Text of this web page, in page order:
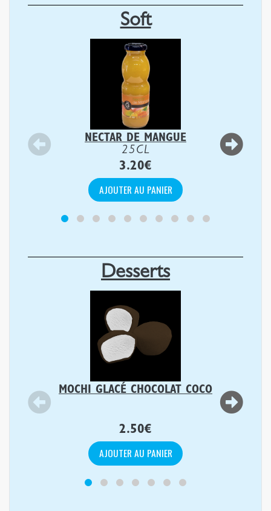
Soft
NECTAR DE MANGUE
25CL
3.20€
AJOUTER AU PANIER
Desserts
MOCHI GLACÉ CHOCOLAT COCO
2.50€
AJOUTER AU PANIER